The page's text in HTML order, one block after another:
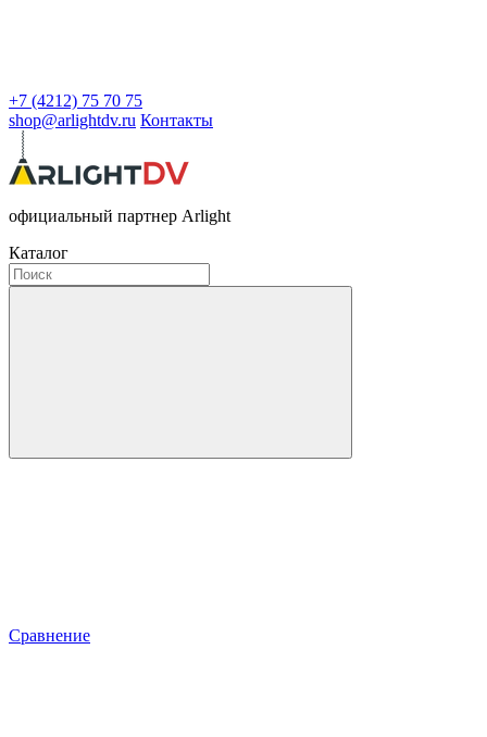
+7 (4212) 75 70 75
shop@arlightdv.ru Контакты
официальный партнер Arlight
Каталог
Сравнение